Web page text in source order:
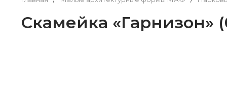
Скамейка «Гарнизон»